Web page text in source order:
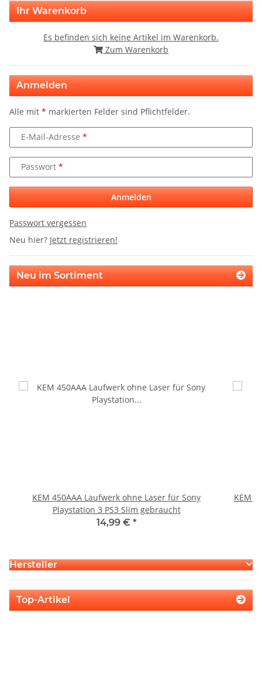
Ihr Warenkorb
Es befinden sich keine Artikel im Warenkorb.
Zum Warenkorb
Anmelden
Alle mit * markierten Felder sind Pflichtfelder.
E-Mail-Adresse
Passwort
Anmelden
Passwort vergessen
Neu hier? Jetzt registrieren!
Neu im Sortiment
KEM 450AAA Laufwerk ohne Laser für Sony
Playstation 3 PS3 Slim gebraucht
14,99 € *
KEM
Hersteller
Top-Artikel